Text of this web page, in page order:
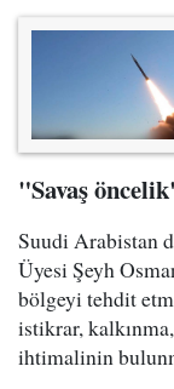
"Savaş
Suudi Arabistan
Üyesi Şeyh
bölgeyi tehdit
istikrar,
ihtimalinin